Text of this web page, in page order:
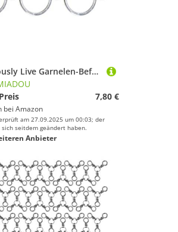
Luminously Live Garnelen-Befestigungshaken, robuste Metall-Angelhaken, Wels-Angelhaken, Zubehör, langlebiges Zubehör
7,80 €
bei Amazon
am 27.09.2025 um 00:03; der
sich seitdem geändert haben.
Anbieter